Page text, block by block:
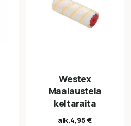
Westex
Maalaustela
keltaraita
alk.4,95€